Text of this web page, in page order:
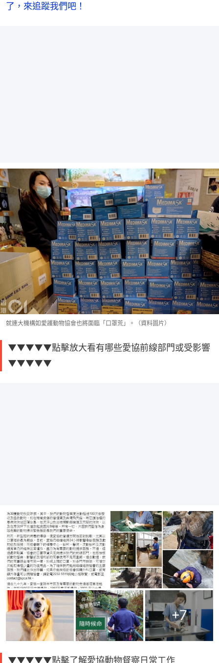
了，來追蹤我們吧！
就連大機構如愛護動物協會也將面臨「口罩荒」。（資料圖片）
▼▼▼▼▼點擊放大看有哪些愛協前線部門或受影響
▼▼▼▼▼
+7
▼▼▼▼▼點擊了解愛協動物督察日常工作